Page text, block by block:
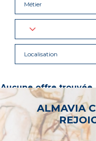
Métier
Localisation
Aucune offre
d’autres mots-clés
ALMAVIA